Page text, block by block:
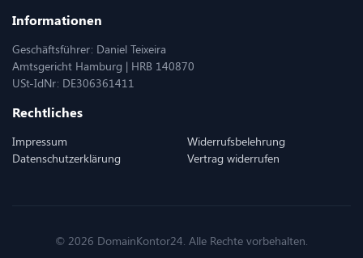
Informationen
Geschäftsführer: Daniel Teixeira
Amtsgericht Hamburg | HRB 140870
USt-IdNr: DE306361411
Rechtliches
Impressum
Datenschutzerklärung
Widerrufsbelehrung
Vertrag widerrufen
© 2026 DomainKontor24. Alle Rechte vorbehalten.